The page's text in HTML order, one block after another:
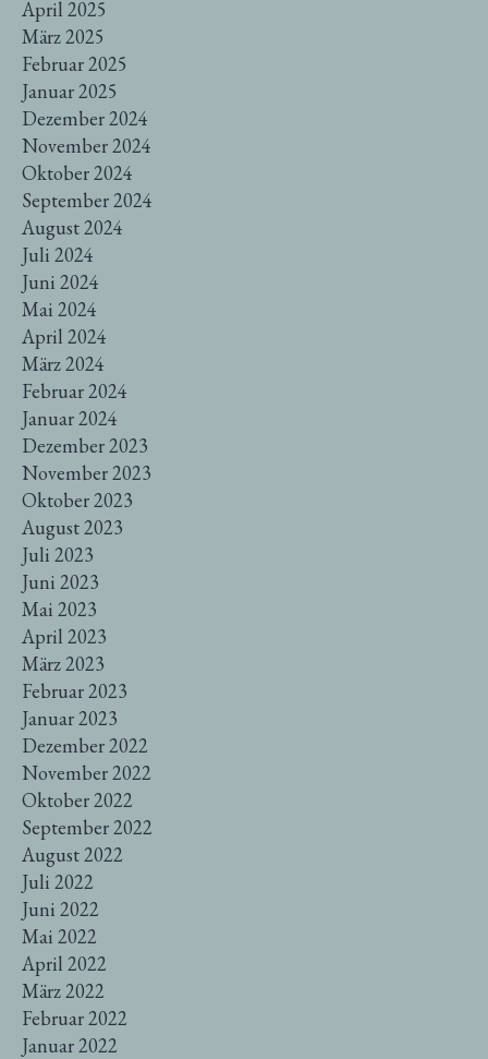
April 2025
März 2025
Februar 2025
Januar 2025
Dezember 2024
November 2024
Oktober 2024
September 2024
August 2024
Juli 2024
Juni 2024
Mai 2024
April 2024
März 2024
Februar 2024
Januar 2024
Dezember 2023
November 2023
Oktober 2023
August 2023
Juli 2023
Juni 2023
Mai 2023
April 2023
März 2023
Februar 2023
Januar 2023
Dezember 2022
November 2022
Oktober 2022
September 2022
August 2022
Juli 2022
Juni 2022
Mai 2022
April 2022
März 2022
Februar 2022
Januar 2022